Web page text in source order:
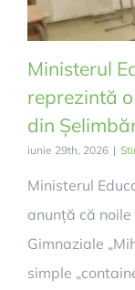
Ministerul
reprezintă
din
iunie 29th, 2026 |
Ministerul
anunță că
Gimnaziale
simple